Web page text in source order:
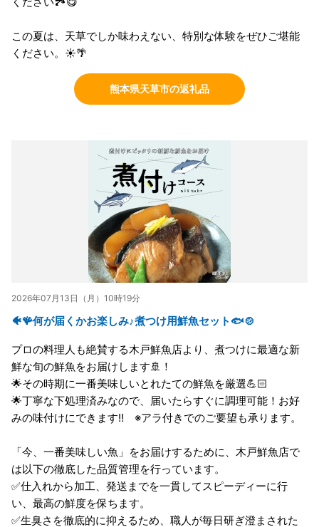
この夏は、天草でしか味わえない、特別な体験をぜひご堪能
ください。☀️🌴
熊本県天草市の返礼品
2026年07月13日（月）10時19分
🐠🪸何が届くかお楽しみ♪煮つけ用鮮魚セット🐟🍲
プロの料理人も絶賛する木戸鮮魚店より、煮つけに最適な新
鮮な旬の鮮魚をお届けします🚢！
🌟その時期に一番美味しいとれたての鮮魚を厳選💪🏻
🌟丁寧な下処理済みなので、届いたらすぐに調理可能！お好
みの味付けにできます‼️ ※アラ付きでのご要望も承ります。
「今、一番美味しい魚」をお届けするために、木戸鮮魚店で
は以下の徹底した品質管理を行っています。
✅仕入れから加工、発送までを一貫してスピーディーに行
い、最高の鮮度を保ちます。
✅生臭さを徹底的に抑えるため、職人が毎日研ぎ澄まされた